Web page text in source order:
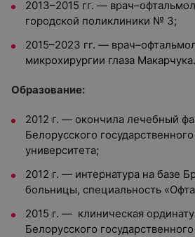
2013–2015 гг. —
городской поликлиники № 3;
2015–2023 гг. —
микрохирургии глаза Макарчука.
Образование:
2012 г. — окончила лечебный
Белорусского
университета;
2012 г. — интернатура на базе
больницы, специальность
2015 г. — клиническая
Белорусского